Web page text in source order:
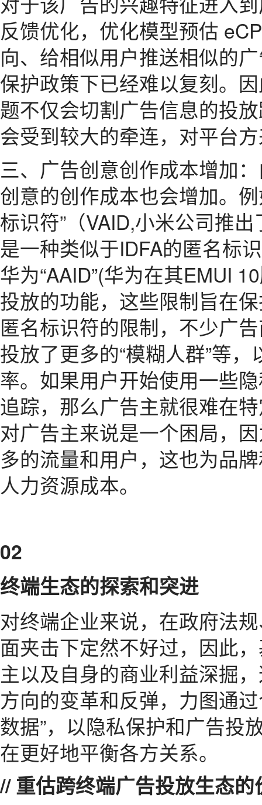
反馈优化，优化模型预估
向、给相似用户推送相似的
保护政策下已经难以复刻。
题不仅会切割广告信息的投
会受到较大的牵连，对平台
三、广告创意创作成本增加
创意的创作成本也会增加。
标识符”（VAID,小米公司推
是一种类似于IDFA的匿名标
华为“AAID”(华为在其EMUI
投放的功能，这些限制旨在
匿名标识符的限制，不少广
投放了更多的“模糊人群”等
率。如果用户开始使用一些
追踪，那么广告主就很难在
对广告主来说是一个困局，
多的流量和用户，这也为品
人力资源成本。
02
终端生态的探索和突进
对终端企业来说，在政府法
面夹击下定然不好过，因此
主以及自身的商业利益深掘
方向的变革和反弹，力图通
数据”，以隐私保护和广告投
在更好地平衡各方关系。
// 重估跨终端广告投放生态的